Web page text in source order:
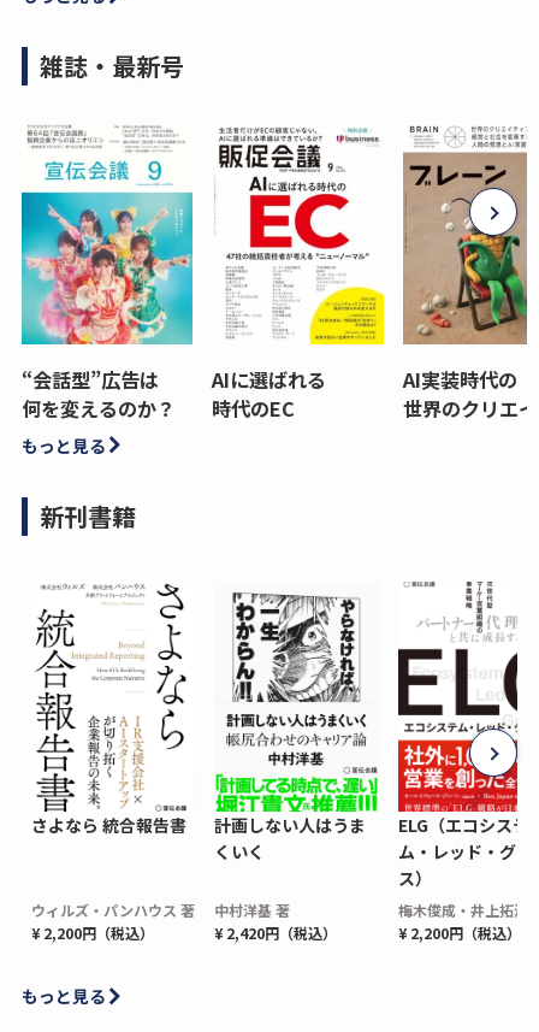
雑誌・最新号
“会話型”広告は
何を変えるのか？
AIに選ばれる
時代のEC
AI実装時代の
世界のクリエ
もっと見る
新刊書籍
さよなら 統合報告書
ウィルズ・パンハウス 著
¥ 2,200円（税込）
計画しない人はうま
くいく
中村洋基 著
¥ 2,420円（税込）
ELG（エコシステ
ム・レッド・グロ
ス）
梅木俊成・井上拓海
¥ 2,200円（税込）
もっと見る